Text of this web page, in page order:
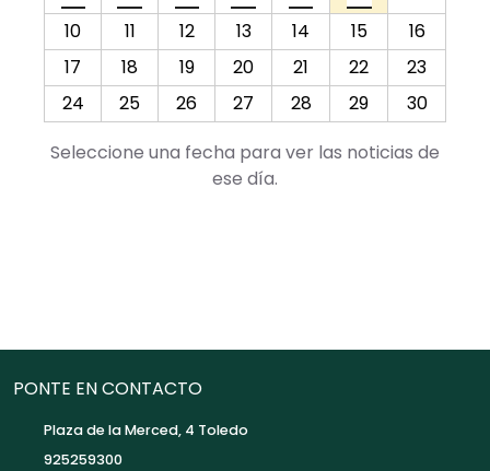
3
4 5 6 7 8
9
10
11 12 13 14 15
16
17
18 19 20 21 22
23
24
25 26 27 28 29
30
Seleccione una fecha para ver las noticias de
Plaza de la Merced, 4 Toledo